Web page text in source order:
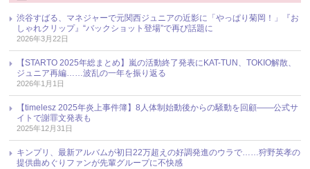
渋谷すばる、マネジャーで元関西ジュニアの近影に「やっぱり菊岡！」『お
しゃれクリップ』“バックショット登場”で再び話題に
2026年3月22日
【STARTO 2025年総まとめ】嵐の活動終了発表にKAT-TUN、TOKIO解散、
ジュニア再編……波乱の一年を振り返る
2026年1月1日
【timelesz 2025年炎上事件簿】8人体制始動後からの騒動を回顧――公式サ
イトで謝罪文発表も
2025年12月31日
キンプリ、最新アルバムが初日22万超えの好調発進のウラで……狩野英孝の
提供曲めぐりファンが先輩グループに不快感